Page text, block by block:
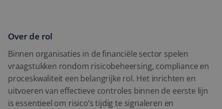
Over de rol
Binnen organisaties in de financiële sector spelen
vraagstukken rondom risicobeheersing, compliance en
proceskwaliteit een belangrijke rol. Het inrichten en
uitvoeren van effectieve controles binnen de eerste lijn
is essentieel om risico’s tijdig te signaleren en